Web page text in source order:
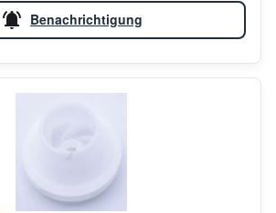
Benachrichtigung